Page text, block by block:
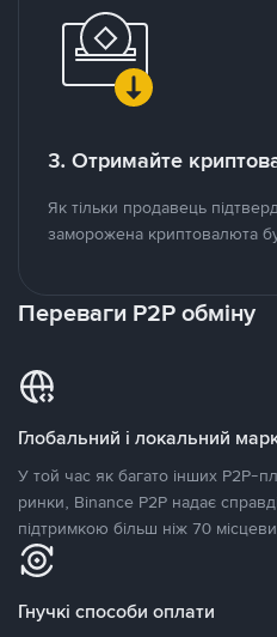
3. Отримайте
Як тільки продавець
заморожена криптовалюта
Переваги P2P обміну
Глобальний і локальний
У той час як багато інших P2P-
ринки, Binance P2P надає
підтримкою більш ніж 70
Гнучкі способи оплати